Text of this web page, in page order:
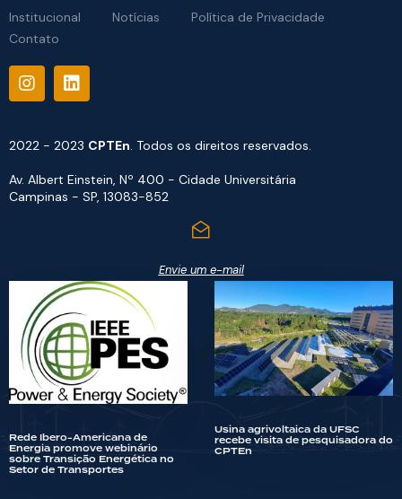
Institucional Notícias
Política de Privacidade
Contato
2022 - 2023 CPTEn . Todos os direitos reservados.
Av. Albert Einstein, Nº 400 - Cidade Universitária
Campinas - SP, 13083-852
Envie um e-mail
Rede Ibero-Americana de
Energia promove webinário
sobre Transição Energética no
Setor de Transportes
Usina agrivoltaica da UFSC
recebe visita de pesquisadora do
CPTEn